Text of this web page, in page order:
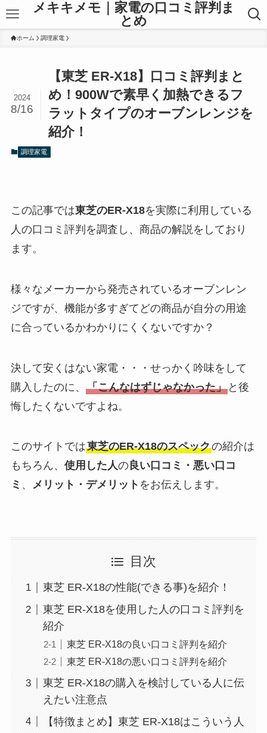
メキキメモ｜家電の口コミ評判ま
とめ
ホーム 調理家電
【東芝 ER-X18】口コミ評判まと
め！900Wで素早く加熱できるフ
ラットタイプのオーブンレンジを
紹介！
2024
8/16
調理家電
この記事では東芝のER-X18を実際に利用している
人の口コミ評判を調査し、商品の解説をしており
ます。
様々なメーカーから発売されているオーブンレン
ジですが、機能が多すぎてどの商品が自分の用途
に合っているかわかりにくくないですか？
決して安くはない家電・・・せっかく吟味をして
購入したのに、 「こんなはずじゃなかった」と後
悔したくないですよね。
このサイトでは東芝のER-X18のスペックの紹介は
もちろん、 使用した人の良い口コミ・悪い口コ
ミ 、 メリット・デメリット をお伝えします。
目次
東芝 ER-X18の性能(できる事)を紹介！
東芝 ER-X18を使用した人の口コミ評判を
紹介
東芝 ER-X18の良い口コミ評判を紹介
東芝 ER-X18の悪い口コミ評判を紹介
東芝 ER-X18の購入を検討している人に伝
えたい注意点
【特徴まとめ】東芝 ER-X18はこういう人